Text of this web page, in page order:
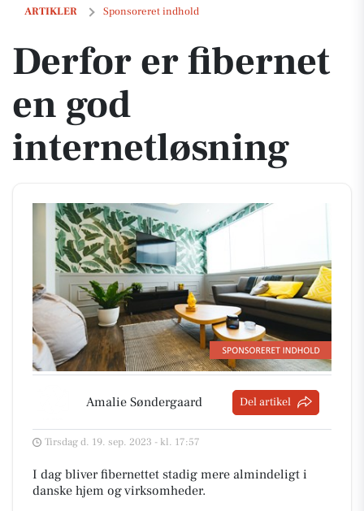
ARTIKLER Sponsoreret indhold
Derfor er fibernet en god internetløsning
Derfor er fibernet
en god
internetløsning
Amalie Søndergaard Del artikel
Tirsdag d. 19. sep. 2023 - kl. 17:57
I dag bliver fibernettet stadig mere almindeligt i
danske hjem og virksomheder.